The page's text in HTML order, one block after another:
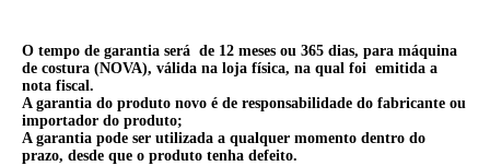
O tempo de garantia será de 12 meses ou 365 dias, para máquina
de costura (NOVA), válida na loja física, na qual foi emitida a
nota fiscal.
A garantia do produto novo é de responsabilidade do fabricante ou
importador do produto;
A garantia pode ser utilizada a qualquer momento dentro do
prazo, desde que o produto tenha defeito.